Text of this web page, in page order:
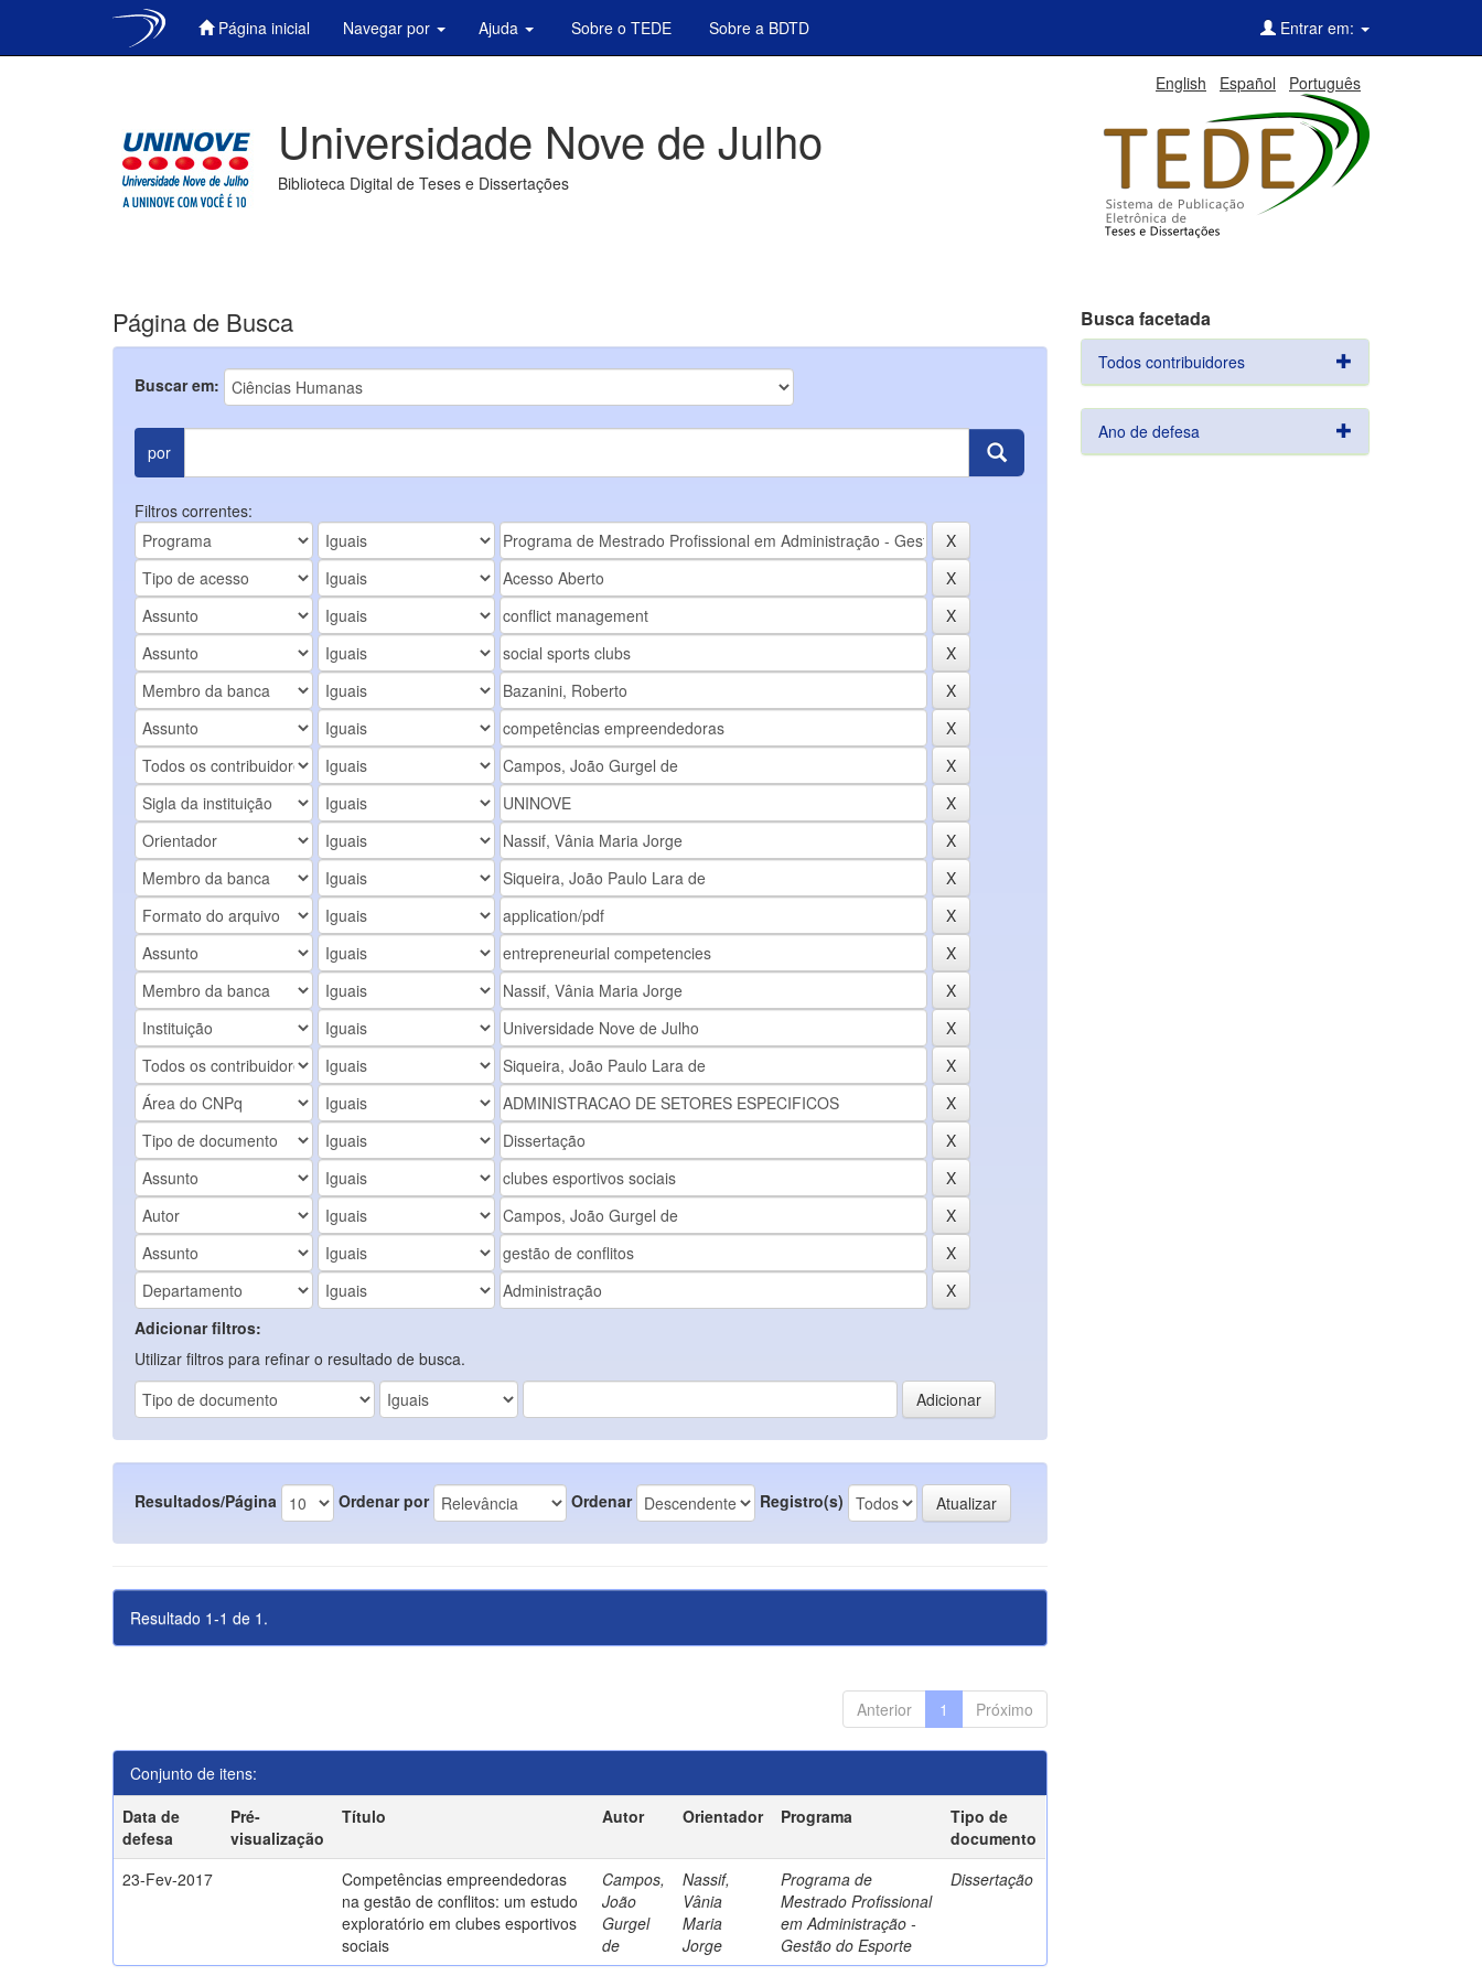
Página inicial Navegar por Ajuda Sobre o TEDE Sobre a BDTD Entrar em:
English Español Português
Universidade Nove de Julho
Biblioteca Digital de Teses e Dissertações
Página de Busca
Buscar em:
por
Filtros correntes:
Adicionar filtros:
Utilizar filtros para refinar o resultado de busca.
Resultados/Página Ordenar por Ordenar Registro(s)
Resultado 1-1 de 1.
Anterior 1 Próximo
Conjunto de itens:
Data de
defesa
Pré-
visualização
Título Autor Orientador Programa
Tipo de
documento
23-Fev-2017
Competências empreendedoras
na gestão de conflitos: um estudo
exploratório em clubes esportivos
sociais
Campos,
João
Gurgel
de
Nassif,
Vânia
Maria
Jorge
Programa de
Mestrado Profissional
em Administração -
Gestão do Esporte
Dissertação
Busca facetada
Todos contribuidores
Ano de defesa